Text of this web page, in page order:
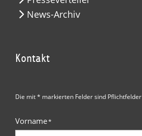
News-Archiv
Kontakt
Die mit * markierten Felder sind Pflichtfelder
Vorname*